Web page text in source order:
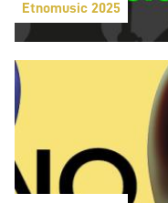
Etnomusic 2025